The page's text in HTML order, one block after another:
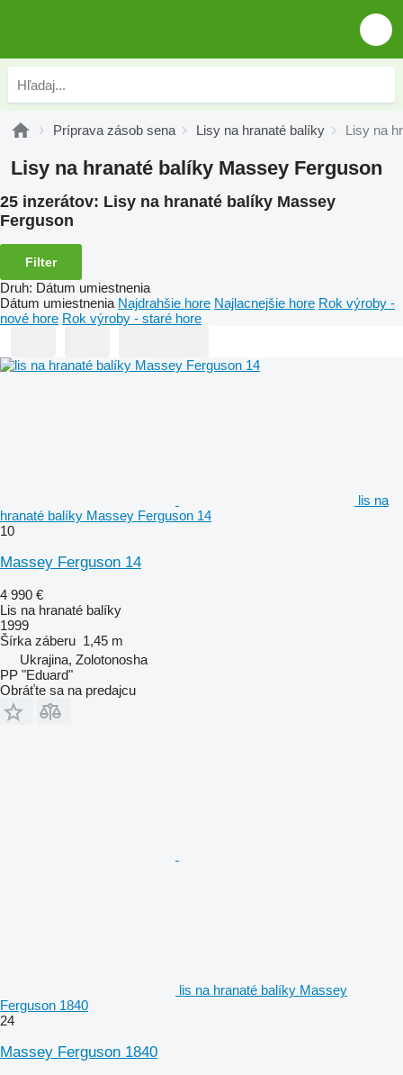
Príprava zásob sena Lisy na hranaté balíky Lisy na
Lisy na hranaté balíky Massey Ferguson
25 inzerátov: Lisy na hranaté balíky Massey
Ferguson
Filter
Druh: Dátum umiestnenia
Dátum umiestnenia Najdrahšie hore Najlacnejšie hore Rok výroby -
nové hore Rok výroby - staré hore
lis na
hranaté balíky Massey Ferguson 14
10
Massey Ferguson 14
4 990 €
Lis na hranaté balíky
1999
Šírka záberu 1,45 m
Ukrajina, Zolotonosha
PP "Eduard"
Obráťte sa na predajcu
lis na hranaté balíky Massey
Ferguson 1840
24
Massey Ferguson 1840